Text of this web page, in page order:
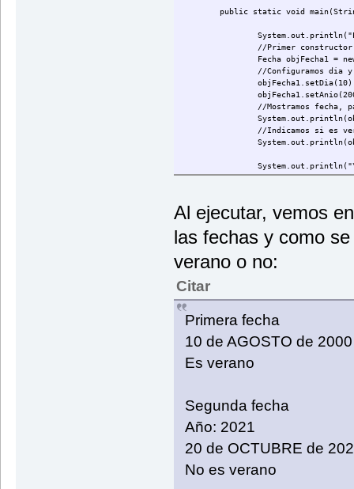
public static void
//Primer
Fecha objFecha1 =
//Configuramos dia y
//Mostramos fecha,
//Indicamos si es
//Segundo
//Comprobamos si es
Al ejecutar, vemos
las fechas y como
verano o no:
Citar
Primera fecha
10 de AGOSTO de 2000
Es verano
Segunda fecha
Año: 2021
20 de OCTUBRE de
No es verano